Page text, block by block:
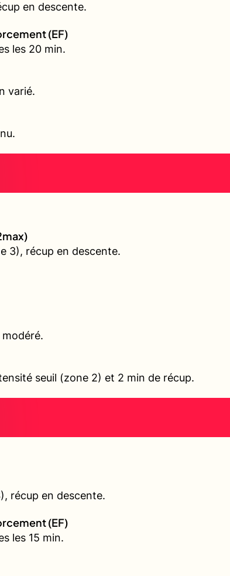
en descente.
(EF)
les 20 min.
varié.
3), récup en descente.
seuil (zone 2) et 2 min de récup.
récup en descente.
(EF)
les 15 min.